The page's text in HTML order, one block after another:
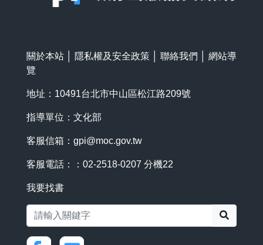
關於本站 隱私權及安全政策 聯絡我們
網站導
覽
地址：10491台北市中山區松江路209號
指導單位：文化部
客服信箱： gpi@moc.gov.tw
客服電話：：02-2518-0207 分機22
我要找書